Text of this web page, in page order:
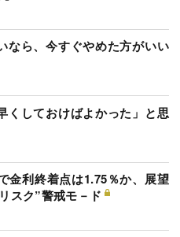
なら、今すぐやめた方がいい
くしておけばよかった」と思
金利終着点は1.75％か、展望
スク”警戒モ－ド